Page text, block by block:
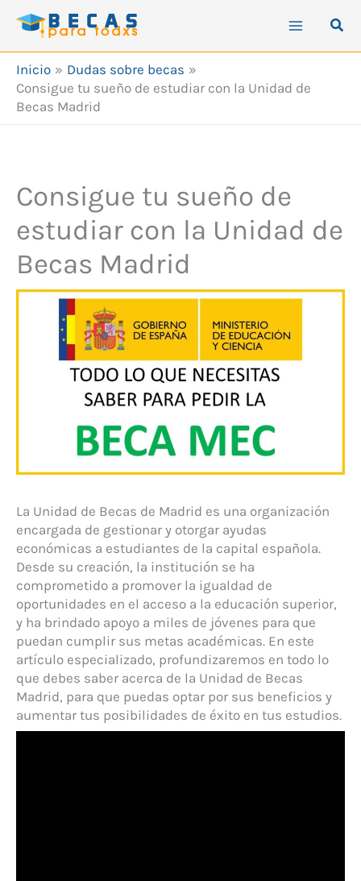
Inicio
Dudas sobre becas
Consigue tu sueño de estudiar con la Unidad de
Becas Madrid
Consigue tu sueño de
estudiar con la Unidad de
Becas Madrid
La Unidad de Becas de Madrid es una organización
encargada de gestionar y otorgar ayudas
económicas a estudiantes de la capital española.
Desde su creación, la institución se ha
comprometido a promover la igualdad de
oportunidades en el acceso a la educación superior,
y ha brindado apoyo a miles de jóvenes para que
puedan cumplir sus metas académicas. En este
artículo especializado, profundizaremos en todo lo
que debes saber acerca de la Unidad de Becas
Madrid, para que puedas optar por sus beneficios y
aumentar tus posibilidades de éxito en tus estudios.